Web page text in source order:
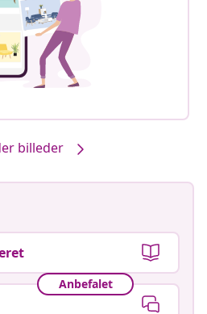
billeder
Anbefalet